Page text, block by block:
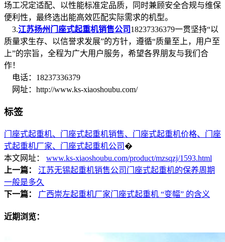
场工况定适配、以性能标准定品质，同时兼顾安全合规与维保
便利性，最终选出能高效匹配实际需求的机型。
3.江苏扬州门座式起重机销售公司 18237336379一贯坚持“以
质量求生存、以信誉求发展”的方针，遵循“质量至上，用户至
上”的宗旨，全程为广大用户服务，希望各界朋友与我们合
作！
电话：18237336379
网址：http://www.ks-xiaoshoubu.com/
标签
门座式起重机、门座式起重机销售、门座式起重机价格、门座
式起重机厂家、门座式起重机公司 �
本文网址： www.ks-xiaoshoubu.com/product/mzsqzj/1593.html
上一篇：
江苏无锡起重机销售公司门座式起重机的保养周期
一般是多久
下一篇：
广西崇左起重机厂家门座式起重机 “变幅” 的含义
近期浏览：